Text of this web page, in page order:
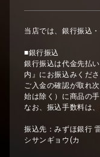
当店では、銀行振込
■銀行振込
銀行振込は代金先払
内』にお振込みくださ
ご入金の確認が取れ
始は除く）に商品の
なお、振込手数料は
振込先：みずほ銀
シサンギョウ(カ